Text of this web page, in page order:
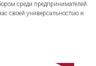
среди предпринимателей.
своей универсальностью и